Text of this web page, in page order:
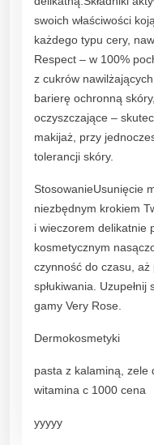
swoich właściwości
każdego typu cery,
Respect – w 100%
z cukrów
barierę ochronną
oczyszczające –
makijaż, przy
tolerancji skóry.
StosowanieUsunięcie
niezbędnym krokiem
i wieczorem delikatnie
kosmetycznym
czynność do czasu, aż
spłukiwania.
gamy Very Rose.
Dermokosmetyki
pasta z kalaminą, zele
witamina c 1000 cena
yyyyy